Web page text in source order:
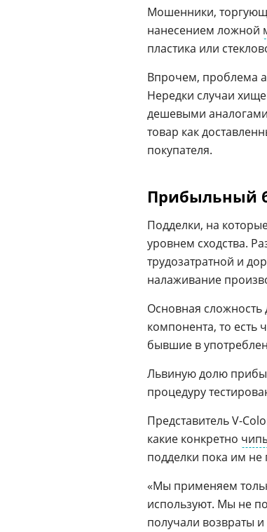
Мошенники,
нанесением ложной
пластика или
Впрочем, проблема
Нередки случаи
дешевыми
товар как
покупателя.
Прибыльный
Подделки, на
уровнем сходства.
трудозатратной и
налаживание
Основная сложность
компонента, то есть
бывшие в
Львиную долю
процедуру
Представитель V-
какие конкретно
подделки пока им не
«Мы применяем
используют. Мы не
получали возвраты